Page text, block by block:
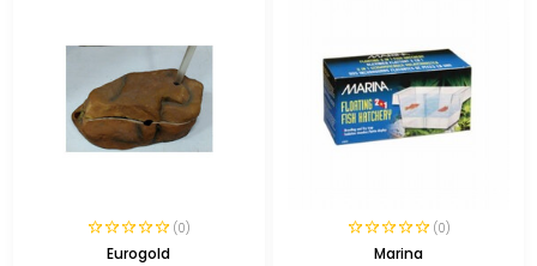
(0)
Eurogold
(0)
Marina